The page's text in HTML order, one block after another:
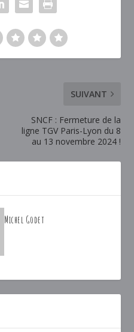
SUIVANT
SNCF : Fermeture de la
ligne TGV Paris-Lyon du 8
au 13 novembre 2024 !
Michel Godet